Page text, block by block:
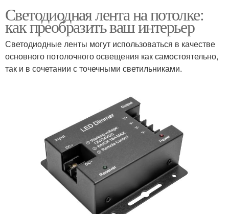
Светодиодная лента на потолке:
как преобразить ваш интерьер
Светодиодные ленты могут использоваться в качестве
основного потолочного освещения как самостоятельно,
так и в сочетании с точечными светильниками.